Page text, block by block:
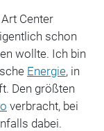
Center
schon
wollte. Ich bin
Energie, in
Den größten
verbracht, bei
dabei.